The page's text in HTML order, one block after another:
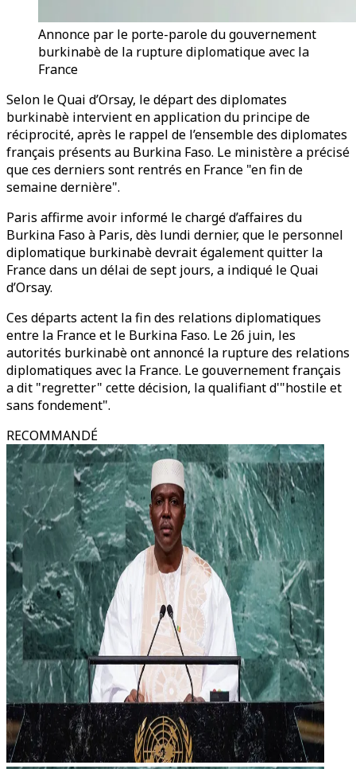
Annonce par le porte-parole du gouvernement
burkinabè de la rupture diplomatique avec la
France
Selon le Quai d’Orsay, le départ des diplomates
burkinabè intervient en application du principe de
réciprocité, après le rappel de l’ensemble des diplomates
français présents au Burkina Faso. Le ministère a précisé
que ces derniers sont rentrés en France "en fin de
semaine dernière".
Paris affirme avoir informé le chargé d’affaires du
Burkina Faso à Paris, dès lundi dernier, que le personnel
diplomatique burkinabè devrait également quitter la
France dans un délai de sept jours, a indiqué le Quai
d’Orsay.
Ces départs actent la fin des relations diplomatiques
entre la France et le Burkina Faso. Le 26 juin, les
autorités burkinabè ont annoncé la rupture des relations
diplomatiques avec la France. Le gouvernement français
a dit "regretter" cette décision, la qualifiant d'"hostile et
sans fondement".
RECOMMANDÉ